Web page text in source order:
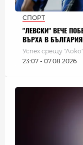
СПОРТ
"ЛЕВСКИ" ВЕЧЕ
ВЪРХА В БЪЛГАРИЯ
Успех срещу
23:07 - 07.08.2026